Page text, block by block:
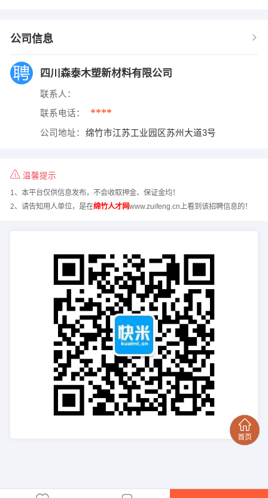
公司信息
四川森泰木塑新材料有限公司
联系人：
联系电话： ****
公司地址： 绵竹市江苏工业园区苏州大道3号
温馨提示
1、本平台仅供信息发布，不会收取押金、保证金均！
2、请告知用人单位，是在绵竹人才网www.zuifeng.cn上看到该招聘信息的！